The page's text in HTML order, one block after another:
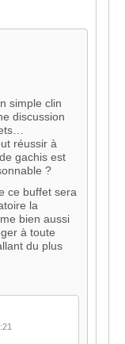
simple clin
discussion
réussir à
gachis est
?
ce buffet sera
la
bien aussi
à toute
du plus